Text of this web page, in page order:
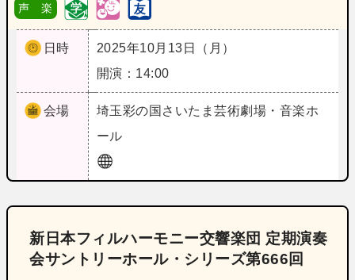
声 楽
日時
2025年10月13日（月）
開演：14:00
会場 埼玉彩の国さいたま芸術劇場・音楽ホ
ール
新日本フィルハーモニー交響楽団 定期演奏
会サントリーホール・シリーズ第666回